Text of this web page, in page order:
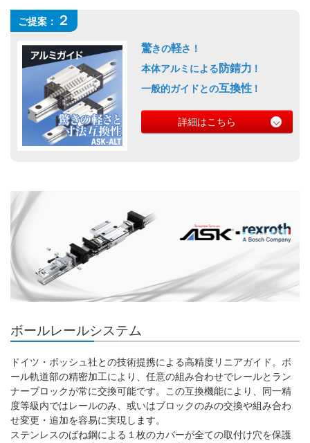
ご提案： ２
驚きの軽さ！
本体アルミによる 防錆力！
一般的ガイドとの互換性！
詳細はこちら
ボールレールシステム
ドイツ・ボッシュ社との技術提携による高精度リニアガイド。ボ
ール軌道部の精密加工により、任意の組み合わせでレールとラン
ナーブロックが常に交換可能です。この互換機能により、同一精
度等級内ではレールのみ、或いはブロックのみの交換や組み合わ
せ変更・追加を容易に実現します。
ステンレスのばね鋼による１枚のカバーが全ての取付け穴を保護